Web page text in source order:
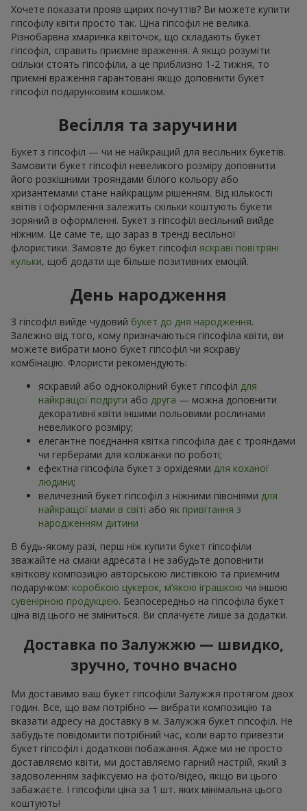
Хочете показати прояв щирих почуттів? Ви можете купити
гіпсофілу квіти просто так. Ціна гіпсофіл не велика.
Різнобарвна хмаринка квіточок, що складають букет
гіпсофіл, справить приємне враження. А якщо розуміти
скільки стоять гіпсофіли, а це приблизно 1-2 тижня, то
приємні враження гарантовані якщо доповнити букет
гіпсофіл подарунковим кошиком.
Весілля та заручини
Букет з гіпсофіл — чи не найкращий для весільних букетів.
Замовити букет гіпсофіл невеликого розміру доповнити
його розкішними трояндами білого кольору або
хризантемами стане найкращим рішенням. Від кількості
квітів і оформлення залежить скільки коштують букети
зоряний в оформленні. Букет з гіпсофіл весільний вийде
ніжним. Це саме те, що зараз в тренді весільної
флористики. Замовте до букет гіпсофіл яскраві повітряні
кульки, щоб додати ще більше позитивних емоцій.
День народження
З гіпсофіл вийде чудовий букет до дня народження.
Залежно від того, кому призначаються гіпсофіла квіти, ви
можете вибрати моно букет гіпсофіл чи яскраву
комбінацію. Флористи рекомендують:
яскравий або одноколірний букет гіпсофіл для
найкращої подруги або друга — можна доповнити
декоративні квіти іншими польовими рослинами
невеликого розміру;
елегантне поєднання квітка гіпсофіла дає с трояндами
чи герберами для коліжанки по роботі;
ефектна гіпсофіла букет з орхідеями для коханої
людини;
величезний букет гіпсофіл з ніжними півоніями для
найкращої мами в світі або як привітання з
народженням дитини
В будь-якому разі, перш ніж купити букет гіпсофіли
зважайте на смаки адресата і не забудьте доповнити
квіткову композицію авторською листівкою та приємним
подарунком: коробкою цукерок, м’якою іграшкою чи іншою
сувенірною продукцією. Безпосередньо на гіпсофіла букет
ціна від цього не зміниться. Ви сплачуєте лише за додатки.
Доставка по Залужжю — швидко,
зручно, точно вчасно
Ми доставимо ваш букет гіпсофіли Залужжя протягом двох
годин. Все, що вам потрібно — вибрати композицію та
вказати адресу на доставку в м. Залужжя букет гіпсофіл. Не
забудьте повідомити потрібний час, коли варто привезти
букет гіпсофіл і додаткові побажання. Адже ми не просто
доставляємо квіти, ми доставляємо гарний настрій, який з
задоволенням зафіксуємо на фото/відео, якщо ви цього
забажаєте. І гіпсофіли ціна за 1 шт. яких мінімальна цього
коштують!